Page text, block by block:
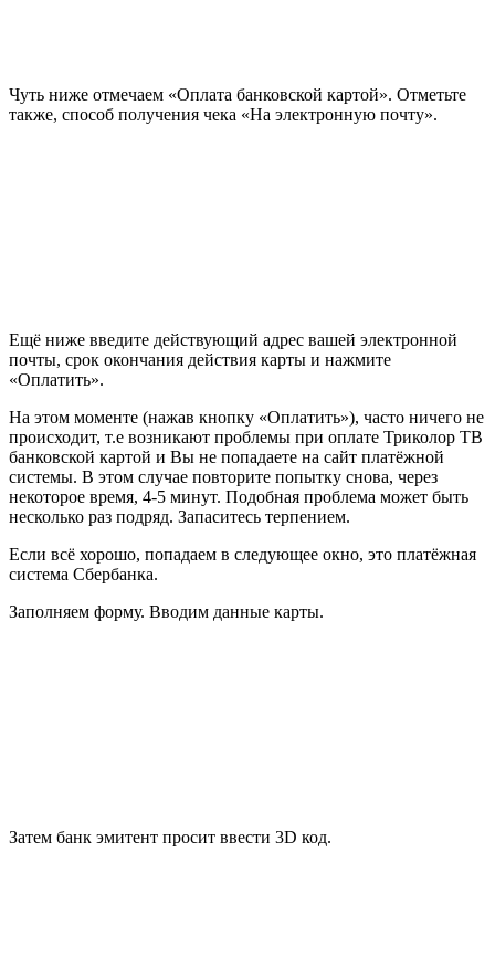
Чуть ниже отмечаем «Оплата банковской картой». Отметьте
также, способ получения чека «На электронную почту».
Ещё ниже введите действующий адрес вашей электронной
почты, срок окончания действия карты и нажмите
«Оплатить».
На этом моменте (нажав кнопку «Оплатить»), часто ничего не
происходит, т.е возникают проблемы при оплате Триколор ТВ
банковской картой и Вы не попадаете на сайт платёжной
системы. В этом случае повторите попытку снова, через
некоторое время, 4-5 минут. Подобная проблема может быть
несколько раз подряд. Запаситесь терпением.
Если всё хорошо, попадаем в следующее окно, это платёжная
система Сбербанка.
Заполняем форму. Вводим данные карты.
Затем банк эмитент просит ввести 3D код.